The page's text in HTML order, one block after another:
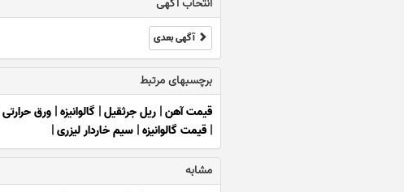
آگهی بعدی
برچسبهای مرتبط
قیمت آهن|ریل جرثقیل| گالوانیزه|ورق حرارتی
|قیمت گالوانیزه|سیم خاردار لیزری|
مشابه